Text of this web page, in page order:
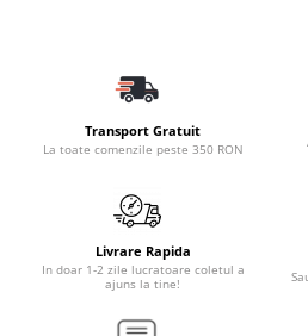
Incarcatoare Auto
Accesorii pentru Roti si Anvelope
Husa Anvelope
Organizatoare Auto
Iluminat Auto
Semnalizari
Transport Gratuit
La toate comenzile peste 350 RON
Livrare Rapida
In doar 1-2 zile lucratoare coletul a
ajuns la tine!